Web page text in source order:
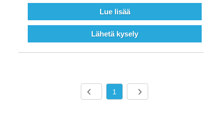
Lue lisää
Lähetä kysely
1